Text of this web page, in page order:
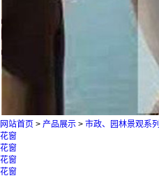
网站首页 > 产品展示 > 市政、园林景观系列
花窗
花窗
花窗
花窗